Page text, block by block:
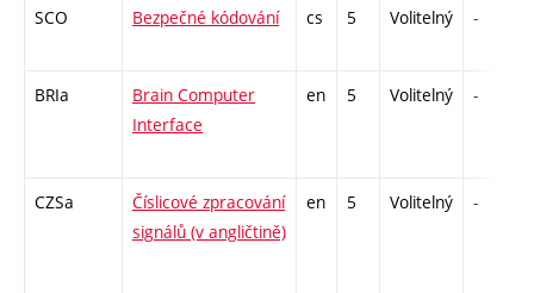
SCO Bezpečné kódování cs 5 Volitelný -
BRIa
Brain Computer
Interface
en 5 Volitelný -
CZSa
Číslicové zpracování
signálů (v angličtině)
en 5 Volitelný -